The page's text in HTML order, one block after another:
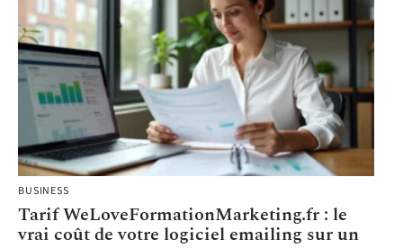
BUSINESS
Tarif WeLoveFormationMarketing.fr : le
vrai coût de votre logiciel emailing sur un